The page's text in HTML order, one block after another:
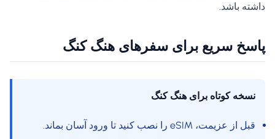
داشته باشد.
پاسخ سریع برای سفرهای هنگ کنگ
نسخه کوتاه برای هنگ کنگ
قبل از عزیمت، eSIM را نصب کنید تا ورود آسان بماند.